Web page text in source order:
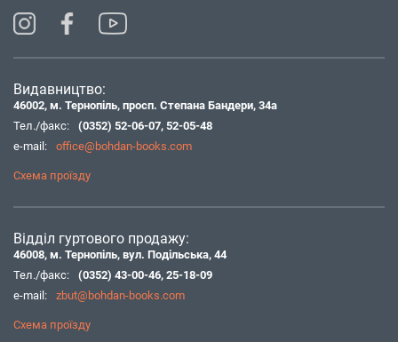
Видавництво:
46002, м. Тернопіль, просп. Степана Бандери, 34а
Тел./факс:
(0352) 52-06-07, 52-05-48
e-mail:
office@bohdan-books.com
Схема проїзду
Відділ гуртового продажу:
46008, м. Тернопіль, вул. Подільська, 44
Тел./факс:
(0352) 43-00-46, 25-18-09
e-mail:
zbut@bohdan-books.com
Схема проїзду